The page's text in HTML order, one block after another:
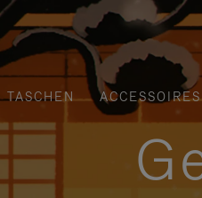
TASCHEN ACCESSOIRES